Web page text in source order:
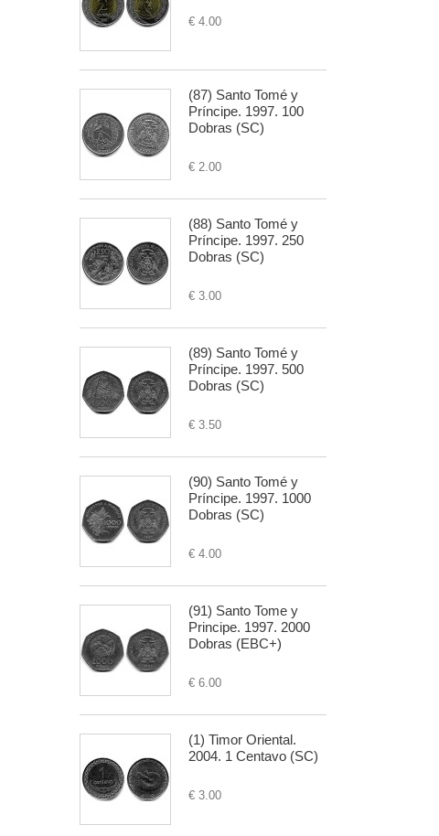
€ 4.00
(87) Santo Tomé y
Príncipe. 1997. 100
Dobras (SC)
€ 2.00
(88) Santo Tomé y
Príncipe. 1997. 250
Dobras (SC)
€ 3.00
(89) Santo Tomé y
Príncipe. 1997. 500
Dobras (SC)
€ 3.50
(90) Santo Tomé y
Príncipe. 1997. 1000
Dobras (SC)
€ 4.00
(91) Santo Tome y
Principe. 1997. 2000
Dobras (EBC+)
€ 6.00
(1) Timor Oriental.
2004. 1 Centavo (SC)
€ 3.00